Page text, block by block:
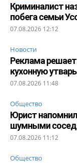
Криминалист
побега семьи
07.08.2026 12:12
Новости
Реклама
кухонную
07.08.2026 11:48
Общество
Юрист
шумными
07.08.2026 11:12
Общество